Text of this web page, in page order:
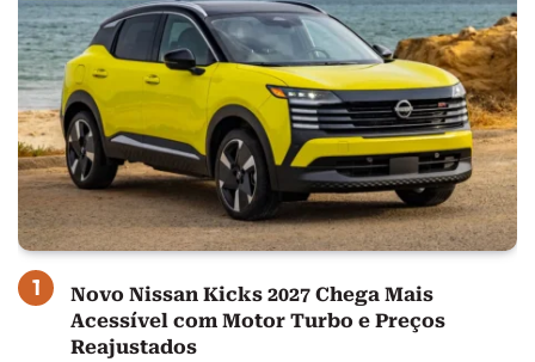
Novo Nissan Kicks 2027 Chega Mais
Acessível com Motor Turbo e Preços
Reajustados